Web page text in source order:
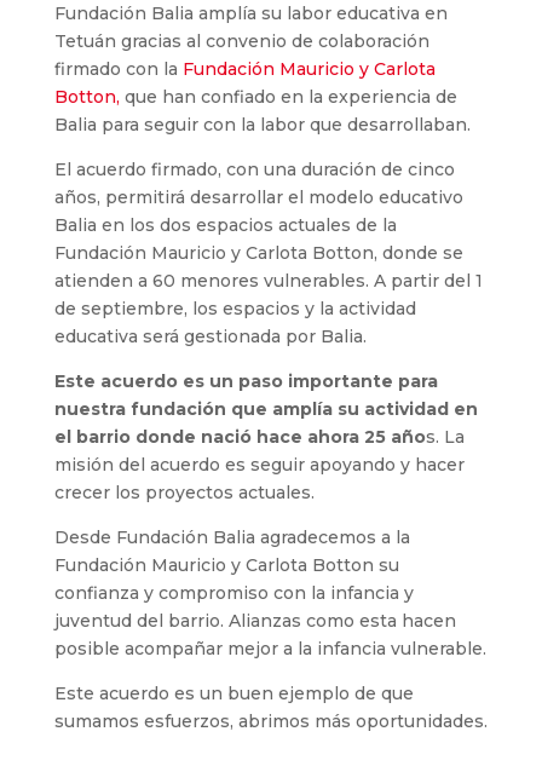
Fundación Balia amplía su labor educativa en
Tetuán gracias al convenio de colaboración
firmado con la Fundación Mauricio y Carlota
Botton, que han confiado en la experiencia de
Balia para seguir con la labor que desarrollaban.
El acuerdo firmado, con una duración de cinco
años, permitirá desarrollar el modelo educativo
Balia en los dos espacios actuales de la
Fundación Mauricio y Carlota Botton, donde se
atienden a 60 menores vulnerables. A partir del 1
de septiembre, los espacios y la actividad
educativa será gestionada por Balia.
Este acuerdo es un paso importante para
nuestra fundación que amplía su actividad en
el barrio donde nació hace ahora 25 años. La
misión del acuerdo es seguir apoyando y hacer
crecer los proyectos actuales.
Desde Fundación Balia agradecemos a la
Fundación Mauricio y Carlota Botton su
confianza y compromiso con la infancia y
juventud del barrio. Alianzas como esta hacen
posible acompañar mejor a la infancia vulnerable.
Este acuerdo es un buen ejemplo de que
sumamos esfuerzos, abrimos más oportunidades.